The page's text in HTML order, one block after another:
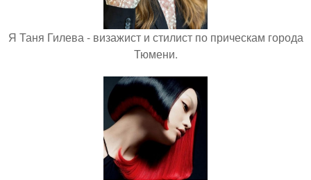
Я Таня Гилева - визажист и стилист по прическам города
Тюмени.